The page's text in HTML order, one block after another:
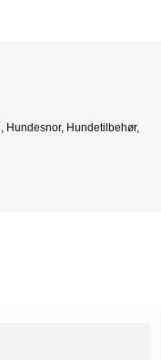
, Hundesnor, Hundetilbehør,